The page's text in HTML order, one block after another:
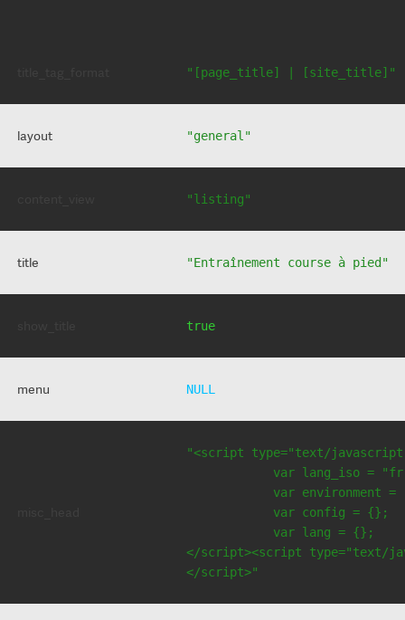
"[page_title] | [site_title]"
layout "general"
"listing"
title "Entraînement course à pied"
true
menu NULL
"<script type="text/
var lang_iso =
var environment =
            var config = {};
            var lang = {};
</script><script type="text/
</script>"